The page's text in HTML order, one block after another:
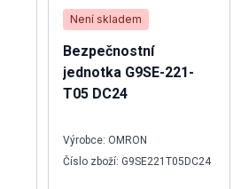
Není skladem
Bezpečnostní
jednotka G9SE-221-
T05 DC24
Výrobce: OMRON
Číslo zboží: G9SE221T05DC24